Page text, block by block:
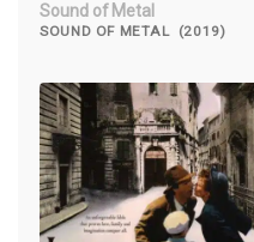
Sound of Metal
SOUND OF METAL (2019)